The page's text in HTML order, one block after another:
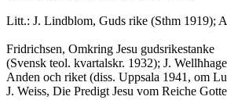
Litt.: J. Lindblom, Guds rike (Sthm 1919);
Fridrichsen, Omkring Jesu gudsrikestanke
(Svensk teol. kvartalskr. 1932); J.
Anden och riket (diss. Uppsala 1941, om
J. Weiss, Die Predigt Jesu vom Reiche